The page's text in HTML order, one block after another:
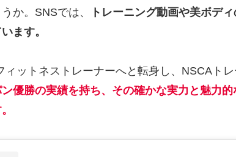
か。SNSでは、
トレーニング動画や美ボデ
ます。
ィットネストレーナーへと転身し、NSCAト
優勝の実績を持ち、その確かな実力と魅力